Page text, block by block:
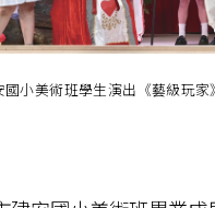
國小美術班學生演出《藝級玩